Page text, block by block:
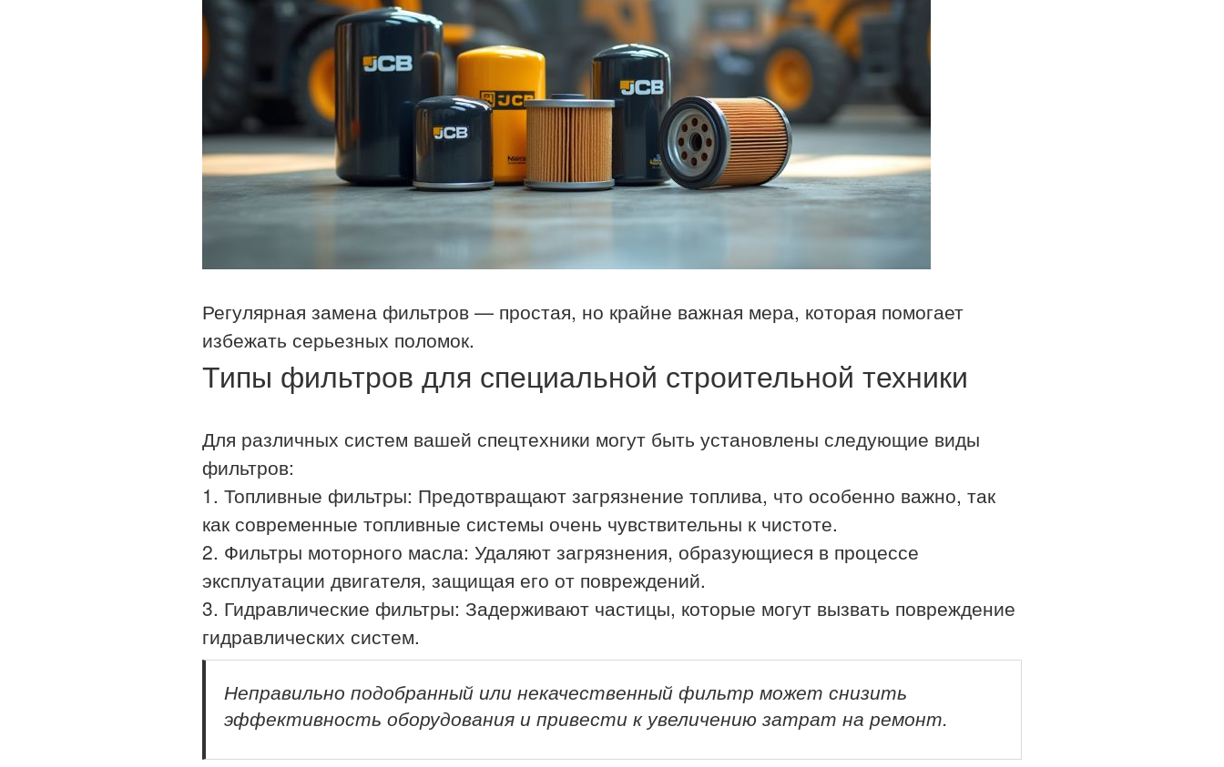
Регулярная замена фильтров — простая, но крайне важная мера, которая помогает
избежать серьезных поломок.
Типы фильтров для специальной строительной техники
Для различных систем вашей спецтехники могут быть установлены следующие виды
фильтров:
1. Топливные фильтры: Предотвращают загрязнение топлива, что особенно важно, так
как современные топливные системы очень чувствительны к чистоте.
2. Фильтры моторного масла: Удаляют загрязнения, образующиеся в процессе
эксплуатации двигателя, защищая его от повреждений.
3. Гидравлические фильтры: Задерживают частицы, которые могут вызвать повреждение
гидравлических систем.
Неправильно подобранный или некачественный фильтр может снизить
эффективность оборудования и привести к увеличению затрат на ремонт.